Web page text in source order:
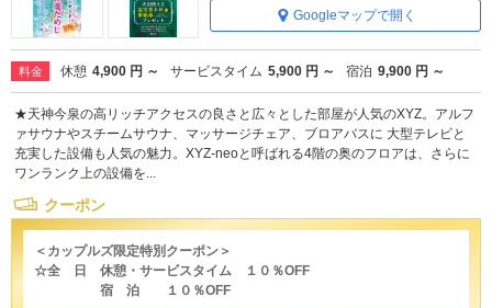
Googleマップで開く
料金 休憩 4,900 円 ～ サービスタイム 5,900 円 ～ 宿泊 9,900 円 ～
★天神今泉の高リッチアクセスの良さと広々とした部屋が人気のXYZ。アルフ
ァサウナやスチームサウナ、マッサージチェア、ブロアバスに 大型テレビと
充実した設備も人気の魅力。XYZ-neoと呼ばれる4階の奥のフロアは、さらに
ワンランク上の設備を...
クーポン
＜カップルズ限定特別クーポン＞
☆全 日 休憩・サービスタイム １０％OFF
宿 泊 １０％OFF